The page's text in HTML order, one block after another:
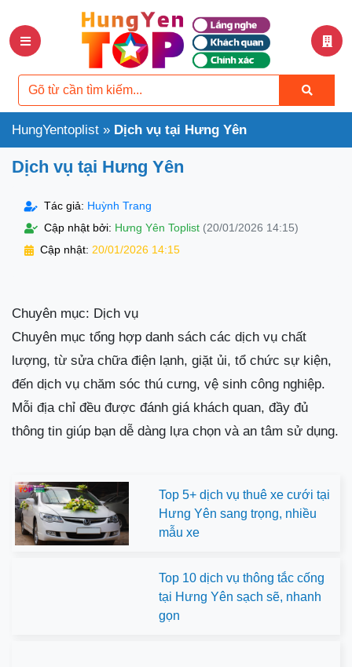
HungYentoplist » Dịch vụ tại Hưng Yên
Dịch vụ tại Hưng Yên
Tác giả: Huỳnh Trang
Cập nhật bởi: Hưng Yên Toplist (20/01/2026 14:15)
Cập nhật: 20/01/2026 14:15
Chuyên mục: Dịch vụ
Chuyên mục tổng hợp danh sách các dịch vụ chất
lượng, từ sửa chữa điện lạnh, giặt ủi, tổ chức sự kiện,
đến dịch vụ chăm sóc thú cưng, vệ sinh công nghiệp.
Mỗi địa chỉ đều được đánh giá khách quan, đầy đủ
thông tin giúp bạn dễ dàng lựa chọn và an tâm sử dụng.
Top 5+ dịch vụ thuê xe cưới tại
Hưng Yên sang trọng, nhiều
mẫu xe
Top 10 dịch vụ thông tắc cống
tại Hưng Yên sạch sẽ, nhanh
gọn